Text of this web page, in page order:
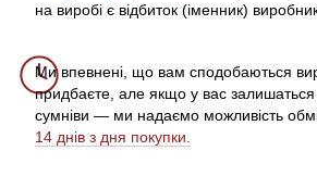
на виробі є відбиток (іменник)
Ми впевнені, що вам сподобаються
придбаєте, але якщо у вас
сумніви — ми надаємо можливість
14 днів з дня покупки.